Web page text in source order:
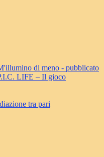
di meno - pubblicato
LIFE – Il gioco
tra pari